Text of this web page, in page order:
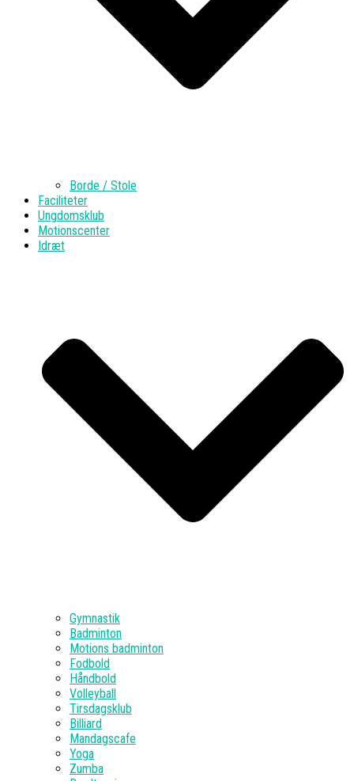
Borde / Stole
Faciliteter
Ungdomsklub
Motionscenter
Idræt
Gymnastik
Badminton
Motions badminton
Fodbold
Håndbold
Volleyball
Tirsdagsklub
Billiard
Mandagscafe
Yoga
Zumba